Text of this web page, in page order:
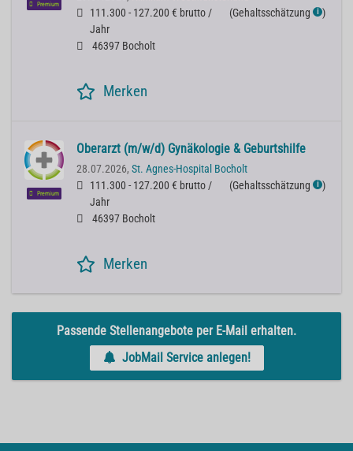
Premium
111.300 - 127.200 € brutto /
Jahr
(Gehaltsschätzung ℹ )
46397 Bocholt
Merken
Premium
Oberarzt (m/w/d) Gynäkologie & Geburtshilfe
28.07.2026, St. Agnes-Hospital Bocholt
111.300 - 127.200 € brutto /
Jahr
(Gehaltsschätzung ℹ )
46397 Bocholt
Merken
Passende Stellenangebote per E-Mail erhalten.
JobMail Service anlegen!